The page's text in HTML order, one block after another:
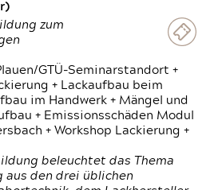
zum
GTÜ-Seminarstandort +
+ Lackaufbau beim
im Handwerk + Mängel und
+ Emissionsschäden Modul
+ Workshop Lackierung +
beleuchtet das Thema
aus den drei üblichen